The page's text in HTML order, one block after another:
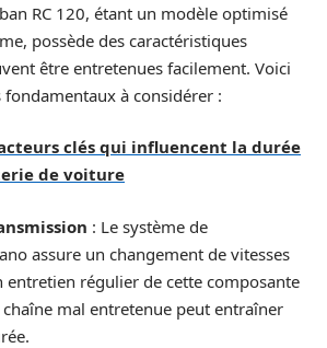
RC 120, étant un modèle optimisé
possède des caractéristiques
être entretenues facilement. Voici
à considérer :
clés qui influencent la durée
de voiture
: Le système de
assure un changement de vitesses
entretien régulier de cette composante
mal entretenue peut entraîner